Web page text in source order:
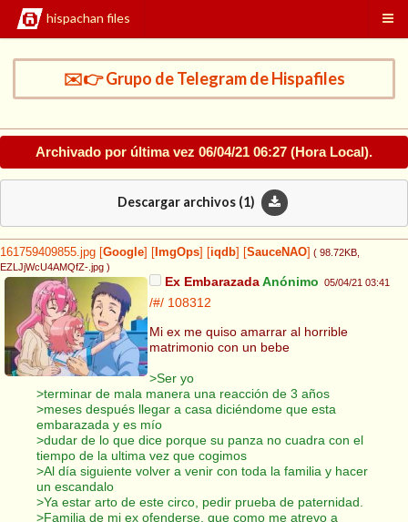
hispachan files
✉️👉 Grupo de Telegram de Hispafiles
Archivado por última vez 06/04/21 06:27 (Hora Local).
Descargar archivos (1)
161759409855.jpg Google ImgOps iqdb SauceNAO ( 98.72KB
EZLJjWcU4AMQfZ-.jpg )
Ex EmbarazadaAnónimo 05/04/21 03:41
/#/ 108312
Mi ex me quiso amarrar al horrible
matrimonio con un bebe
>Ser yo
>terminar de mala manera una reacción de 3 años
>meses después llegar a casa diciéndome que esta
embarazada y es mío
>dudar de lo que dice porque su panza no cuadra con el
tiempo de la ultima vez que cogimos
>Al día siguiente volver a venir con toda la familia y hacer
un escandalo
>Ya estar arto de este circo, pedir prueba de paternidad.
>Familia de mi ex ofenderse, que como me atrevo a